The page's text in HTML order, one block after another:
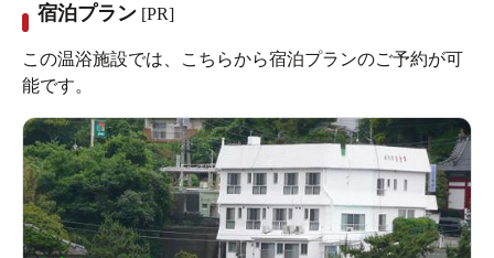
宿泊プラン [PR]
この温浴施設では、こちらから宿泊プランのご予約が可
能です。